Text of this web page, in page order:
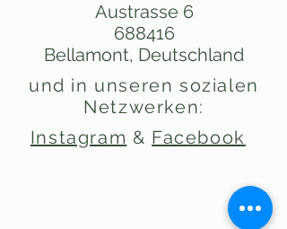
Austrasse 6
688416
Bellamont, Deutschland
und in unseren sozialen
Netzwerken:
Instagram & Facebook